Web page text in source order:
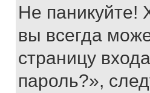
Не паникуйте!
вы всегда
страницу
пароль?»,